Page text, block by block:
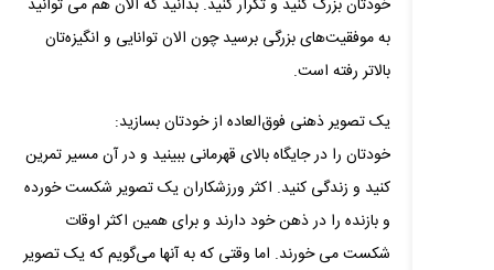
خودتان بزرگ کنید و تکرار کنید. بدانید که الان هم می‌ توانید
به موفقیت‌های بزرگی برسید چون الان توانایی و انگیزه‌تان
بالاتر رفته است.
یک تصویر ذهنی فوق‌العاده از خودتان بسازید:
خودتان را در جایگاه بالای قهرمانی ببینید و در آن مسیر تمرین
کنید و زندگی کنید. اکثر ورزشکاران یک تصویر شکست خورده
و بازنده را در ذهن خود دارند و برای همین اکثر اوقات
شکست می‌ خورند. اما وقتی که به آنها می‌گویم که یک تصویر